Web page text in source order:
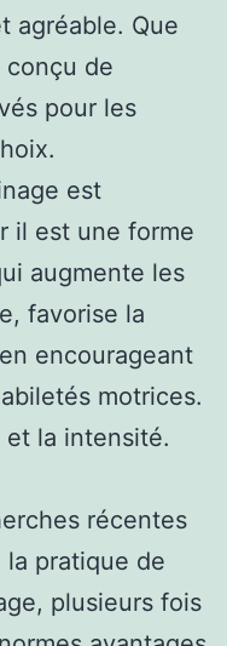
agréable. Que
de
pour les
est
il est une forme
augmente les
favorise la
encourageant
motrices.
et la intensité.
récentes
pratique de
plusieurs fois